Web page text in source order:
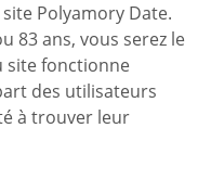
site Polyamory Date.
83 ans, vous serez le
site fonctionne
des utilisateurs
à trouver leur